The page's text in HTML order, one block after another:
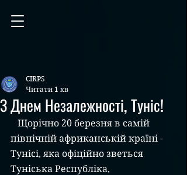
З Днем Незалежності, Туніс!
CIRPS
Читати 1 хв
північній африканській країні -
Тунісі, яка офіційно зветься
Туніська Республіка,